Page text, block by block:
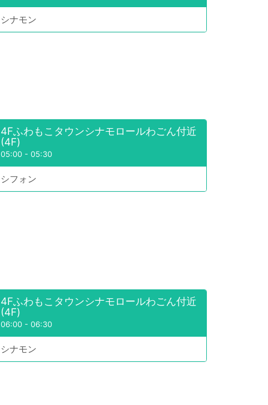
シナモン
4Fふわもこタウンシナモロールわごん付近
(4F)
05:00- 05:30
シフォン
4Fふわもこタウンシナモロールわごん付近
(4F)
06:00- 06:30
シナモン